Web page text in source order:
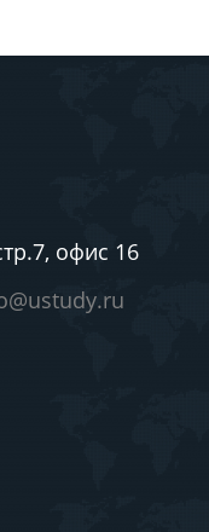
офис 16